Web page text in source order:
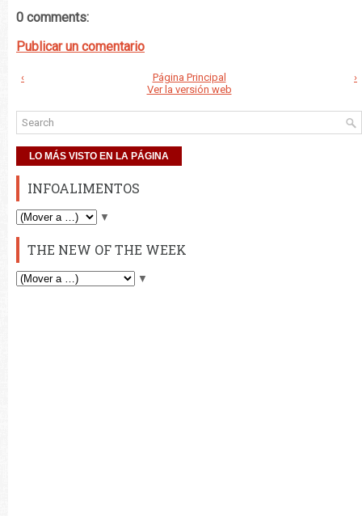
0 comments:
Publicar un comentario
‹ ›
Página Principal
Ver la versión web
LO MÁS VISTO EN LA PÁGINA
INFOALIMENTOS
▼
THE NEW OF THE WEEK
▼